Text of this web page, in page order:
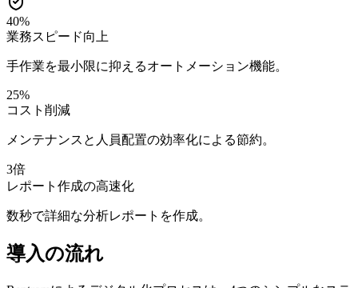
40%
業務スピード向上
手作業を最小限に抑えるオートメーション機能。
25%
コスト削減
メンテナンスと人員配置の効率化による節約。
3倍
レポート作成の高速化
数秒で詳細な分析レポートを作成。
導入の流れ